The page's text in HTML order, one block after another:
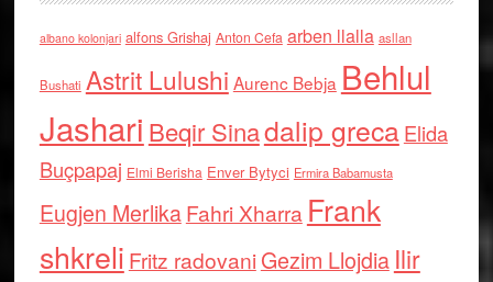
albano kolonjari alfons Grishaj Anton Cefa arben llalla asllan
Bushati Astrit Lulushi Aurenc Bebja Behlul
Jashari Beqir Sinadalip grecaElida
Buçpapaj Elmi Berisha Enver Bytyci Ermira Babamusta
Eugjen MerlikaFahri Xharra Frank
shkreli Fritz radovaniGezim Llojdia Ilir